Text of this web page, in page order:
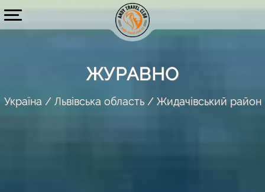
ЖУРАВНО
Україна Львівська область Жидачівський район